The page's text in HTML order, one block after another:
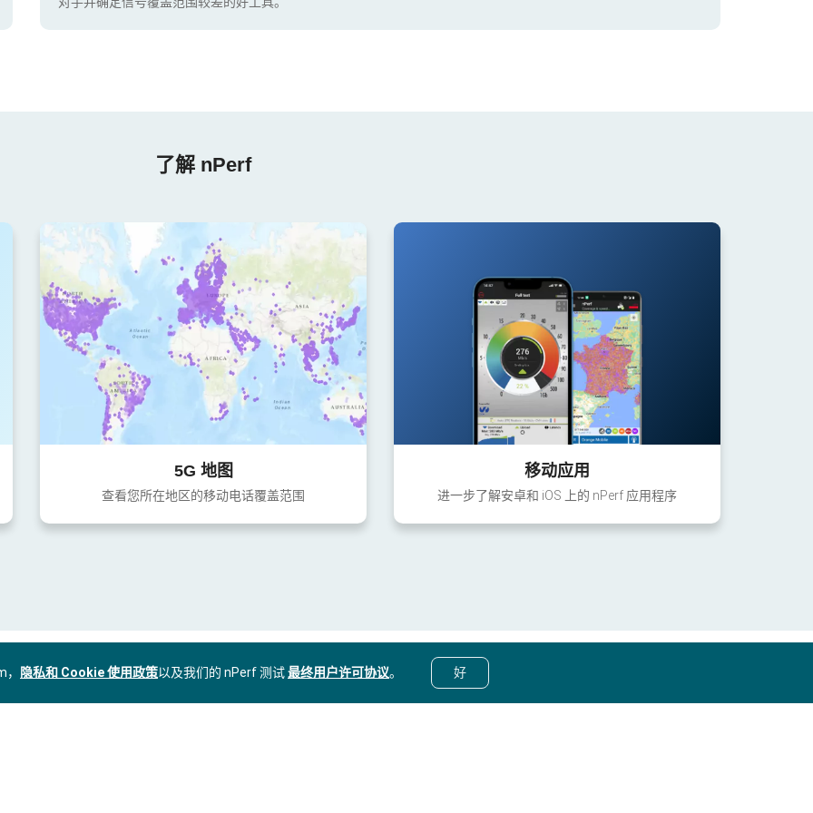
了解 nPerf
5G 地图
查看您所在地区的移动电话覆盖范围
移动应用
进一步了解安卓和 iOS 上的 nPerf 应用程序
隐私和 Cookie 使用政策以及我们的 nPerf 测试最终用户许可协议。 好